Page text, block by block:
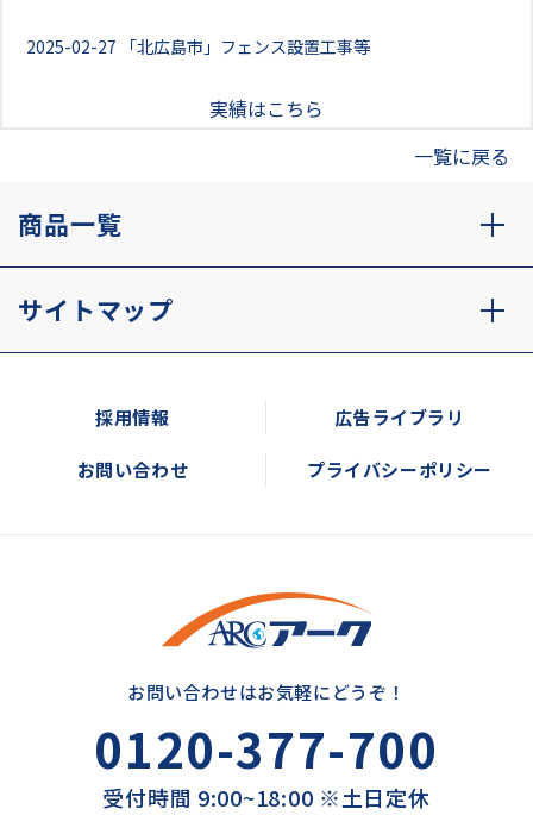
2025-02-27 「北広島市」フェンス設置工事等
実績はこちら
一覧に戻る
商品一覧
サイトマップ
採用情報 広告ライブラリ
お問い合わせ プライバシーポリシー
お問い合わせはお気軽にどうぞ！
0120-377-700
受付時間 9:00~18:00 ※土日定休